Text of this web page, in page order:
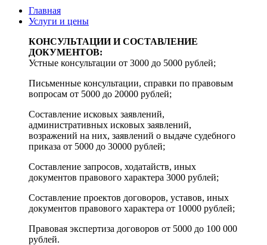
Главная
Услуги и цены
КОНСУЛЬТАЦИИ И СОСТАВЛЕНИЕ
ДОКУМЕНТОВ:
Устные консультации от 3000 до 5000 рублей;
Письменные консультации, справки по правовым
вопросам от 5000 до 20000 рублей;
Составление исковых заявлений,
административных исковых заявлений,
возражений на них, заявлений о выдаче судебного
приказа от 5000 до 30000 рублей;
Составление запросов, ходатайств, иных
документов правового характера 3000 рублей;
Составление проектов договоров, уставов, иных
документов правового характера от 10000 рублей;
Правовая экспертиза договоров от 5000 до 100 000
рублей.